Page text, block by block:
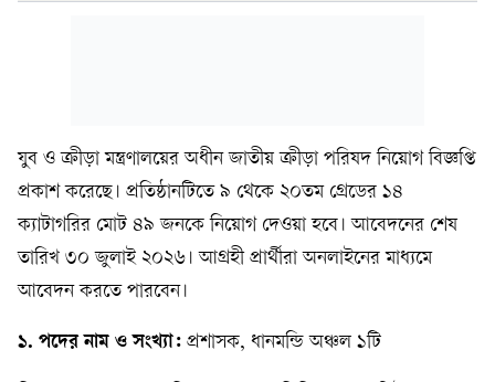
যুব ও ক্রীড়া মন্ত্রণালয়ের অধীন জাতীয় ক্রীড়া পরিষদ নিয়োগ বিজ্ঞপ্তি
প্রকাশ করেছে। প্রতিষ্ঠানটিতে ৯ থেকে ২০তম গ্রেডের ১৪
ক্যাটাগরির মোট ৪৯ জনকে নিয়োগ দেওয়া হবে। আবেদনের শেষ
তারিখ ৩০ জুলাই ২০২৬। আগ্রহী প্রার্থীরা অনলাইনের মাধ্যমে
আবেদন করতে পারবেন।
১. পদের নাম ও সংখ্যা: প্রশাসক, ধানমন্ডি অঞ্চল ১টি